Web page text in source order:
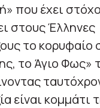
που έχει
στους Έλληνες
το κορυφαίο
το Άγιο Φως»
είναι κομμάτι